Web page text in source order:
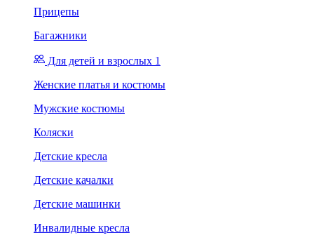
Прицепы
Багажники
Для детей и взрослых 1
Женские платья и костюмы
Мужские костюмы
Коляски
Детские кресла
Детские качалки
Детские машинки
Инвалидные кресла